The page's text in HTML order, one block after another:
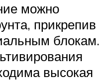
можно
прикрепив
блокам.
высокая